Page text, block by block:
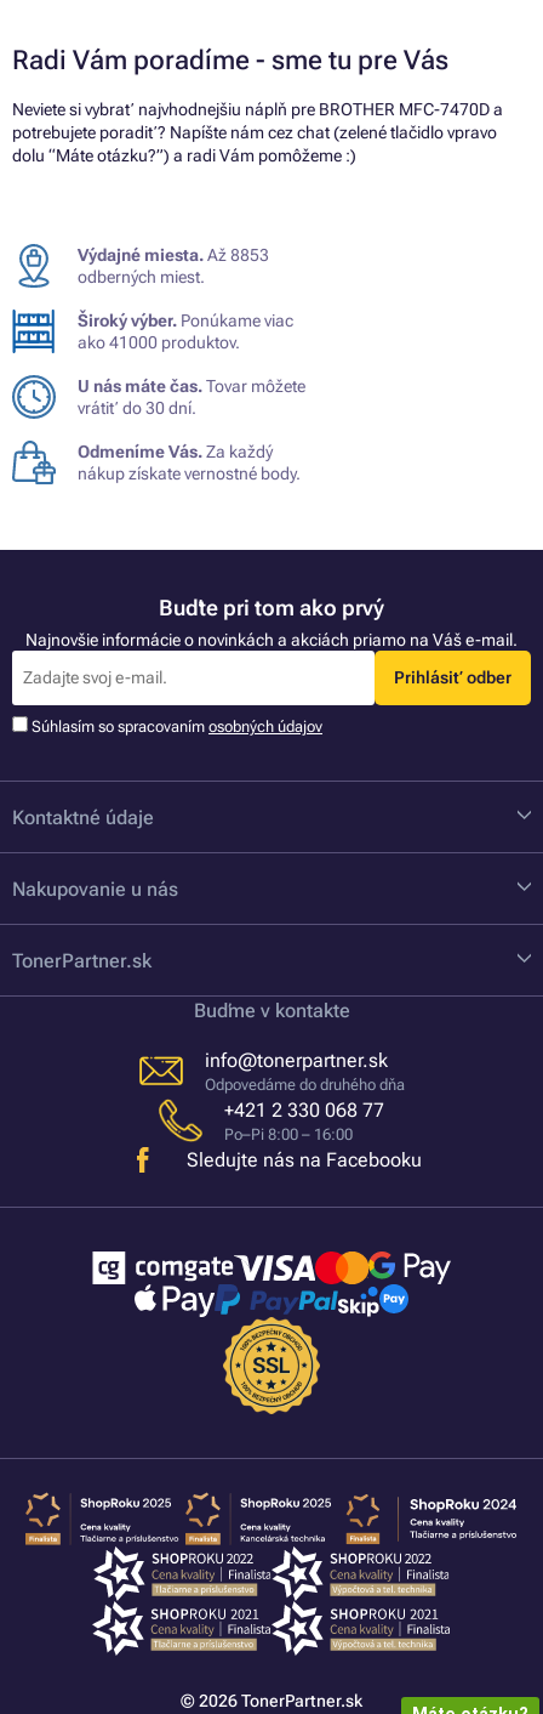
Radi Vám poradíme - sme tu pre Vás
Neviete si vybrať najvhodnejšiu náplň pre BROTHER MFC-7470D a
potrebujete poradiť? Napíšte nám cez chat (zelené tlačidlo vpravo
dolu “Máte otázku?”) a radi Vám pomôžeme :)
Výdajné miesta.Až 8853
odberných miest.
Široký výber. Ponúkame viac
ako 41000 produktov.
U nás máte čas.Tovar môžete
vrátiť do 30 dní.
Odmeníme Vás.Za každý
nákup získate vernostné body.
Buďte pri tom ako prvý
Najnovšie informácie o novinkách a akciách priamo na Váš e-mail.
Prihlásiť odber
Súhlasím so spracovaním osobných údajov
Kontaktné údaje
Nakupovanie u nás
TonerPartner.sk
Buďme v kontakte
info@tonerpartner.sk
Odpovedáme do druhého dňa
+421 2 330 068 77
Po–Pi 8:00 – 16:00
Sledujte nás na Facebooku
© 2026 TonerPartner.sk